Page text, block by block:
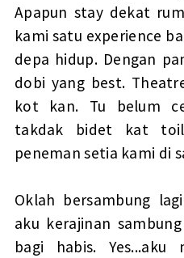
Apapun stay dekat
kami satu experience
depa hidup. Dengan
dobi yang best.
kot kan. Tu belum
takdak bidet kat
peneman setia kami di
Oklah bersambung
aku kerajinan
bagi habis.